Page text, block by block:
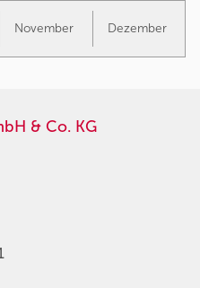
November Dezember
& Co. KG